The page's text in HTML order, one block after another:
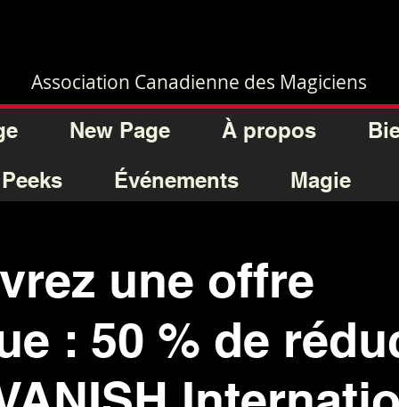
Association Canadienne des Magiciens
New Page À propos
Événements Magie
une offre
: 50 % de